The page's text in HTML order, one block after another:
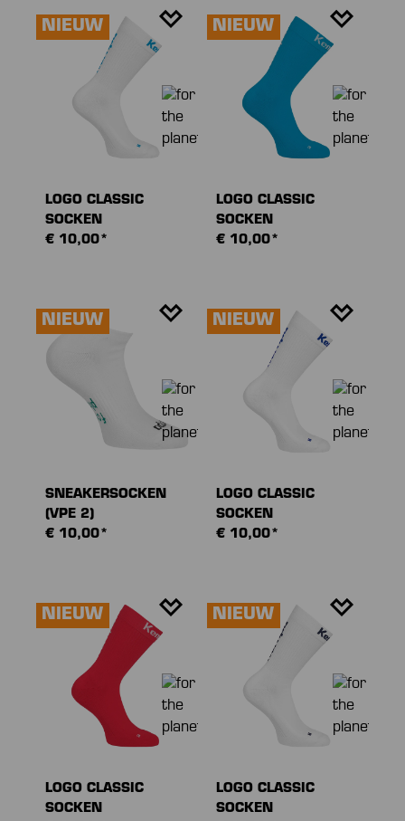
NIEUW
LOGO CLASSIC
SOCKEN
€ 10,00*
NIEUW
LOGO CLASSIC
SOCKEN
€ 10,00*
NIEUW
SNEAKERSOCKEN
(VPE 2)
€ 10,00*
NIEUW
LOGO CLASSIC
SOCKEN
€ 10,00*
NIEUW
LOGO CLASSIC
SOCKEN
NIEUW
LOGO CLASSIC
SOCKEN